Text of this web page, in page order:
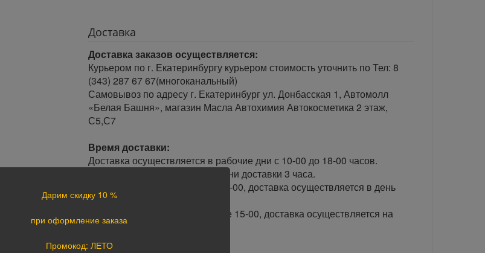
Доставка
Доставка заказов осуществляется:
Курьером по г. Екатеринбургу курьером стоимость уточнить по Тел: 8
(343) 287 67 67(многоканальный)
Самовывоз по адресу г. Екатеринбург ул. Донбасская 1, Автомолл
«Белая Башня», магазин Масла Автохимия Автокосметика 2 этаж,
С5,С7
Время доставки:
Доставка осуществляется в рабочие дни с 10-00 до 18-00 часов.
Минимальный интервал времени доставки 3 часа.
· При оформлении заказа до 15-00, доставка осуществляется в день
заказа.
· При оформлении заказа после 15-00, доставка осуществляется на
следующий день.
Дарим скидку 10 %
при оформление заказа
Промокод: ЛЕТО